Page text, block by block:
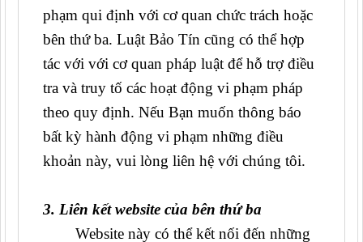
phạm qui định với cơ quan chức trách hoặc
bên thứ ba. Luật Bảo Tín cũng có thể hợp
tác với với cơ quan pháp luật để hỗ trợ điều
tra và truy tố các hoạt động vi phạm pháp
theo quy định. Nếu Bạn muốn thông báo
bất kỳ hành động vi phạm những điều
khoản này, vui lòng liên hệ với chúng tôi.
3. Liên kết website của bên thứ ba
Website này có thể kết nối đến những